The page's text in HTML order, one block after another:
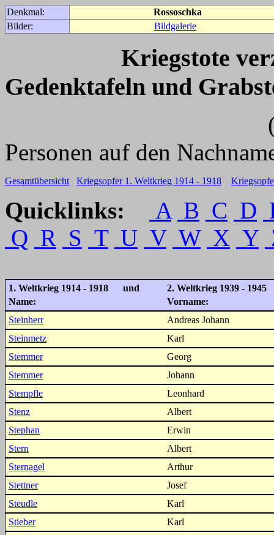
Denkmal:
Rossoschka
Bilder:
Bildgalerie
Kriegstote
Gedenktafeln und
(Für weitere
Personen auf den
Gesamtübersicht Kriegsopfer 1. Weltkrieg 1914 - 1918
Quicklinks: A B C D
Q R S T U V W X Y
1. Weltkrieg 1914 - 1918 und
2. Weltkrieg 1939 - 1945
Name:
Vorname:
Steinherr
Andreas Johann
Steinmetz
Karl
Stemmer
Georg
Stemmer
Johann
Stempfle
Leonhard
Stenz
Albert
Stephan
Erwin
Stern
Albert
Sternagel
Arthur
Stettner
Josef
Steudle
Karl
Stieber
Karl